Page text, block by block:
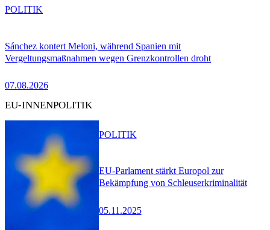
Sánchez kontert Meloni, während Spanien mit
Vergeltungsmaßnahmen wegen Grenzkontrollen droht
07.08.2026
POLITIK
EU-INNENPOLITIK
EU-Parlament stärkt Europol zur
Bekämpfung von Schleuserkriminalität
05.11.2025
POLITIK